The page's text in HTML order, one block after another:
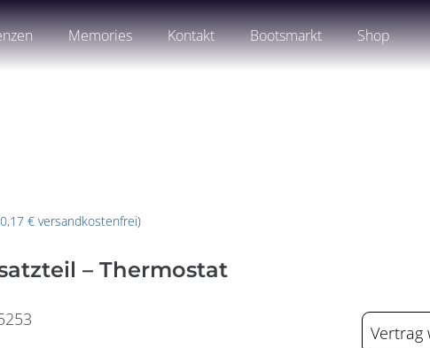
Memories Kontakt Bootsmarkt Shop
€ versandkostenfrei)
– Thermostat
Vertrag